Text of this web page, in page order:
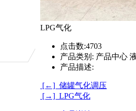
LPG气化
点击数:4703
产品类别: 产品中心
产品描述:
[←] 储罐气化调压
[→] LPG气化